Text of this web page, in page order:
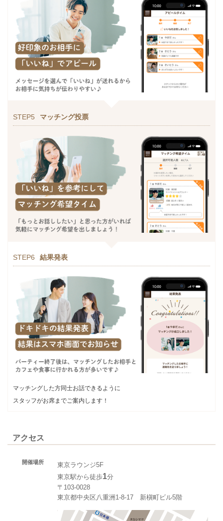
STEP5 マッチング投票
STEP6 結果発表
マッチングした方同士お話できるように
スタッフがお席までご案内します！
アクセス
開催場所
東京ラウンジ5F
東京駅から徒歩1分
〒103-0028
東京都中央区八重洲1-8-17 新槇町ビル5階